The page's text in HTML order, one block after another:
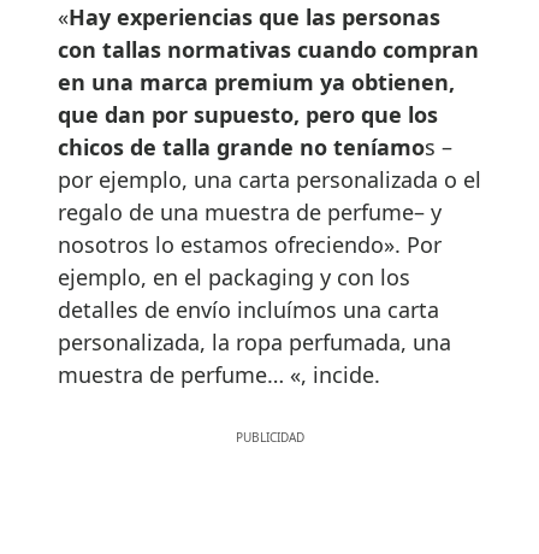
«Hay experiencias que las personas
con tallas normativas cuando compran
en una marca premium ya obtienen,
que dan por supuesto, pero que los
chicos de talla grande no teníamos –
por ejemplo, una carta personalizada o el
regalo de una muestra de perfume– y
nosotros lo estamos ofreciendo». Por
ejemplo, en el packaging y con los
detalles de envío incluímos una carta
personalizada, la ropa perfumada, una
muestra de perfume… «, incide.